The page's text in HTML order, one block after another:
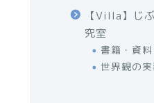
【Villa】じ
究室
書籍・資
世界観の